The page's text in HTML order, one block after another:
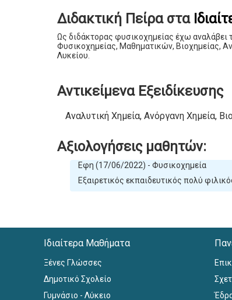
Διδακτική Πείρα στα
Ως διδάκτορας φυσικοχημείας έχω
Φυσικοχημείας, Μαθηματικών, Βιοχημείας,
Λυκείου.
Αντικείμενα Εξειδίκευσης
Αναλυτική Χημεία, Ανόργανη Χημεία,
Αξιολογήσεις μαθητών:
Εφη (17/06/2022) - Φυσικοχημεία
Εξαιρετικός εκπαιδευτικός πολύ
Ιδιαίτερα Μαθήματα
Ξένες Γλώσσες
Δημοτικό Σχολείο
Γυμνάσιο - Λύκειο